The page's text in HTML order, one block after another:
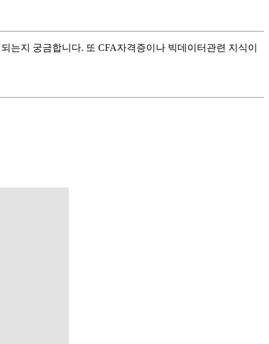
는지 궁금합니다. 또 CFA자격증이나 빅데이터관련 지식이